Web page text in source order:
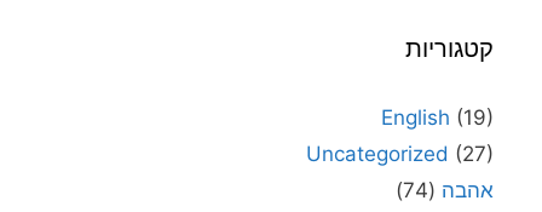
קטגוריות
English (19)
Uncategorized (27)
אהבה (74)